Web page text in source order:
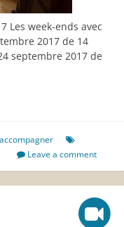
Les week-ends avec
2017 de 14
septembre 2017 de
Leave a comment